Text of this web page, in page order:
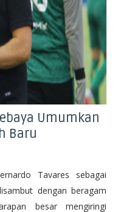
Umumkan
Baru
Tavares sebagai
dengan beragam
besar mengiringi